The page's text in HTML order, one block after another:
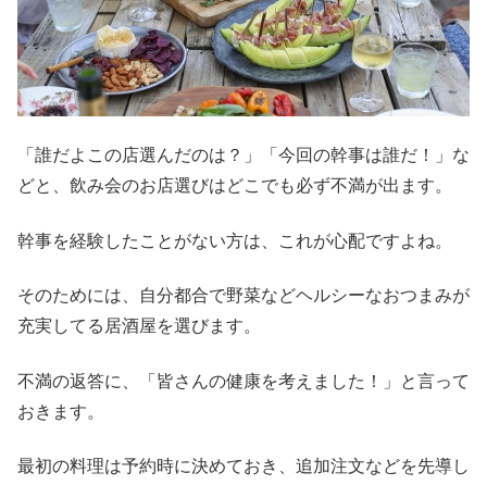
「誰だよこの店選んだのは？」「今回の幹事は誰だ！」な
どと、飲み会のお店選びはどこでも必ず不満が出ます。
幹事を経験したことがない方は、これが心配ですよね。
そのためには、自分都合で野菜などヘルシーなおつまみが
充実してる居酒屋を選びます。
不満の返答に、「皆さんの健康を考えました！」と言って
おきます。
最初の料理は予約時に決めておき、追加注文などを先導し